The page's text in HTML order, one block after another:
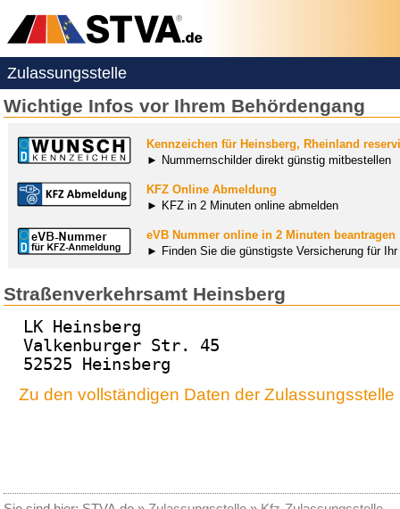
Zulassungsstelle
Wichtige Infos vor Ihrem Behördengang
Kennzeichen für Heinsberg, Rheinland
► Nummernschilder direkt günstig mitbestellen
KFZ Online Abmeldung
► KFZ in 2 Minuten online abmelden
eVB Nummer online in 2 Minuten beantragen
► Finden Sie die günstigste Versicherung für
Straßenverkehrsamt Heinsberg
LK Heinsberg
Valkenburger Str. 45
52525 Heinsberg
Zu den vollständigen Daten der Zulassungsstelle